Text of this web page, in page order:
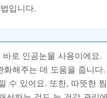
입니다.
로 인공눈물 사용이에요.
해주는 데 도움을 줍니다.
수 있어요. 또한, 따뜻한 찜